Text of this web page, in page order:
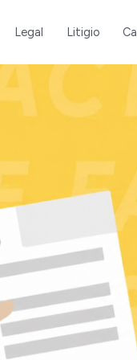
Legal Litigio